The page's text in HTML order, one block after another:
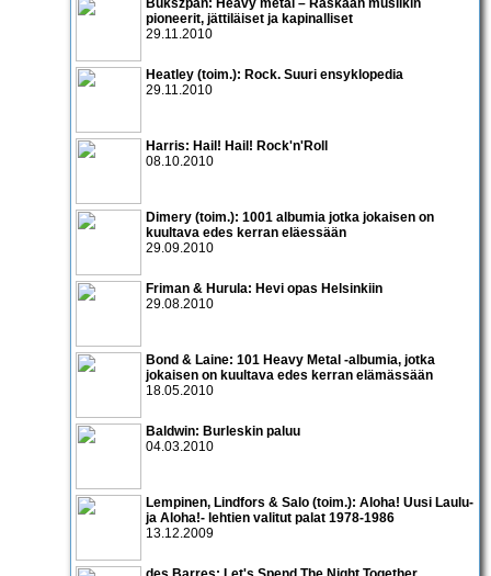
Bukszpan: Heavy metal – Raskaan musiikin
pioneerit, jättiläiset ja kapinalliset
29.11.2010
Heatley (toim.): Rock. Suuri ensyklopedia
29.11.2010
Harris: Hail! Hail! Rock'n'Roll
08.10.2010
Dimery (toim.): 1001 albumia jotka jokaisen on
kuultava edes kerran eläessään
29.09.2010
Friman & Hurula: Hevi opas Helsinkiin
29.08.2010
Bond & Laine: 101 Heavy Metal -albumia, jotka
jokaisen on kuultava edes kerran elämässään
18.05.2010
Baldwin: Burleskin paluu
04.03.2010
Lempinen, Lindfors & Salo (toim.): Aloha! Uusi Laulu-
ja Aloha!- lehtien valitut palat 1978-1986
13.12.2009